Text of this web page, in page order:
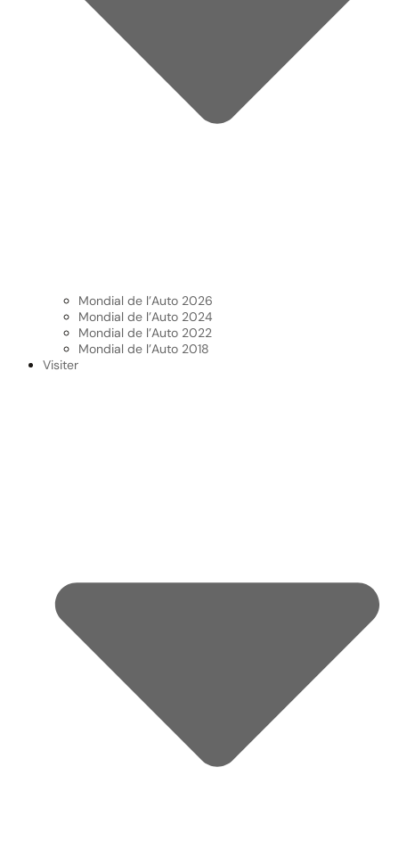
Mondial de l’Auto 2026
Mondial de l’Auto 2024
Mondial de l’Auto 2022
Mondial de l’Auto 2018
Visiter